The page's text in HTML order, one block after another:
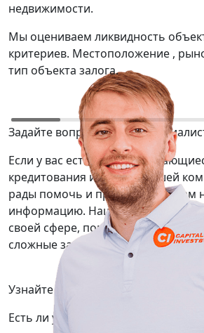
недвижимости.
Мы оцениваем ликвидность
критериев. Местоположение ,
тип объекта залога.
Задайте вопрос нашему
Если у вас есть вопросы
кредитования или услуг нашей
рады помочь и предоставить вам
информацию. Наши сотрудники —
своей сфере, помогут вам решить
сложные задачи.
Узнайте подробней условия,
Есть ли у вас опыт выдачи займов